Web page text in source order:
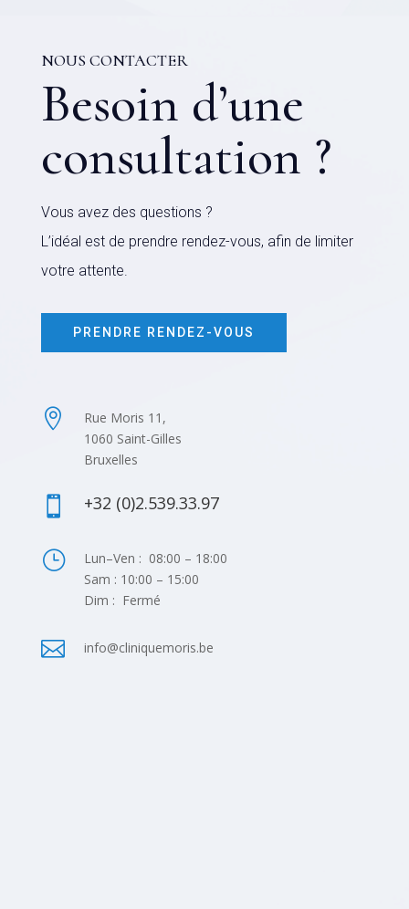
NOUS CONTACTER
Besoin d’une
consultation ?
Vous avez des questions ?
L’idéal est de prendre rendez-vous, afin de limiter
votre attente.
PRENDRE RENDEZ-VOUS

Rue Moris 11,
1060 Saint-Gilles
Bruxelles
 +32 (0)2.539.33.97
}
Lun–Ven : 08:00 – 18:00
Sam : 10:00 – 15:00
Dim : Fermé
 info@cliniquemoris.be